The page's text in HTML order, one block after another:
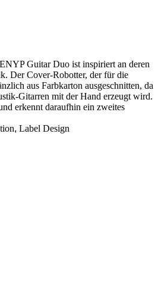
Guitar Duo ist inspiriert an deren
Der Cover-Robotter, der für die
aus Farbkarton ausgeschnitten, da
Gitarren mit der Hand erzeugt wird.
erkennt daraufhin ein zweites
, Label Design